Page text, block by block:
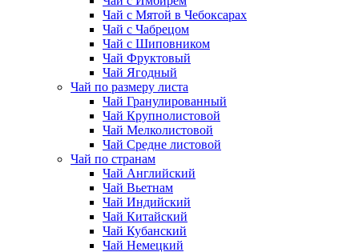
Чай с Мятой в Чебоксарах
Чай с Чабрецом
Чай с Шиповником
Чай Фруктовый
Чай Ягодный
Чай по размеру листа
Чай Гранулированный
Чай Крупнолистовой
Чай Мелколистовой
Чай Средне листовой
Чай по странам
Чай Английский
Чай Вьетнам
Чай Индийский
Чай Китайский
Чай Кубанский
Чай Немецкий